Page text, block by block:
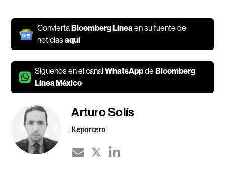
ConviertaBloomberg Líneaen su fuente de
noticiasaquí
Síguenos en el canalWhatsAppdeBloomberg
Línea México
Arturo Solís
Reportero